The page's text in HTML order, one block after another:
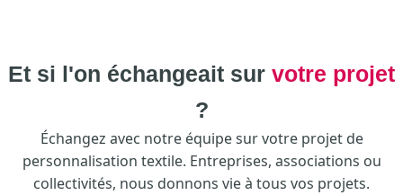
Et si l'on échangeait sur votre projet
?
Échangez avec notre équipe sur votre projet de
personnalisation textile. Entreprises, associations ou
collectivités, nous donnons vie à tous vos projets.